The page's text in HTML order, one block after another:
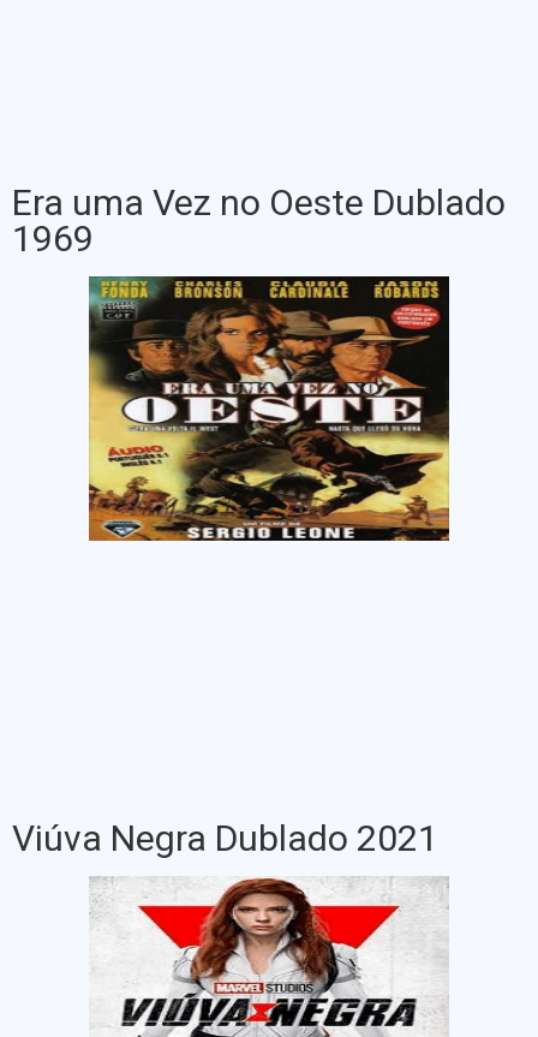
Era uma Vez no Oeste Dublado
1969
Viúva Negra Dublado 2021